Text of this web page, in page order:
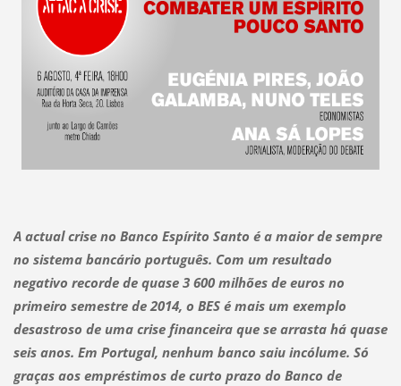
A actual crise no Banco Espírito Santo é a maior de sempre
no sistema bancário português. Com um resultado
negativo recorde de quase 3 600 milhões de euros no
primeiro semestre de 2014, o BES é mais um exemplo
desastroso de uma crise financeira que se arrasta há quase
seis anos. Em Portugal, nenhum banco saiu incólume. Só
graças aos empréstimos de curto prazo do Banco de